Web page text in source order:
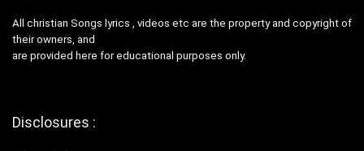
All christian Songs lyrics , videos etc are the property and copyright of
their owners, and
are provided here for educational purposes only.
Disclosures :